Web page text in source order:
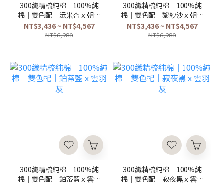
300織精梳純棉｜100%純
棉｜雙色配｜沄米杏ｘ朝露
綠
NT$3,436 ~ NT$4,567
NT$6,280
300織精梳純棉｜100%純
棉｜雙色配｜黎紗沙ｘ朝露
綠
NT$3,436 ~ NT$4,567
NT$6,280
300織精梳純棉｜100%純
棉｜雙色配｜鉑蒂藍ｘ雲羽
300織精梳純棉｜100%純
棉｜雙色配｜寂夜黑ｘ雲羽